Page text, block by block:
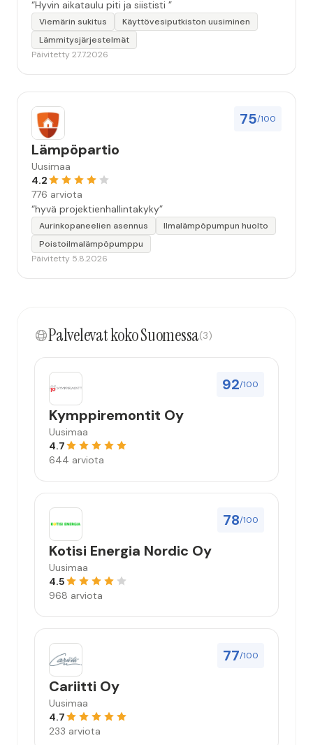
“Hyvin aikataulu piti ja siististi ”
Viemärin sukitus
Käyttövesiputkiston uusiminen
Lämmitysjärjestelmät
Päivitetty 27.7.2026
75/100
Lämpöpartio
Uusimaa
4.2
776 arviota
“hyvä projektienhallintakyky”
Aurinkopaneelien asennus
Ilmalämpöpumpun huolto
Poistoilmalämpöpumppu
Päivitetty 5.8.2026
Palvelevat koko Suomessa(3)
92/100
Kymppiremontit Oy
Uusimaa
4.7
644 arviota
78/100
Kotisi Energia Nordic Oy
Uusimaa
4.5
968 arviota
77/100
Cariitti Oy
Uusimaa
4.7
233 arviota